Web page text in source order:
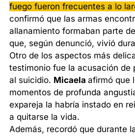
fuego fueron frecuentes a lo
confirmó que las armas
allanamiento formaban parte
que, según denunció, vivió
Otro de los aspectos más
testimonio fue la acusación de
al suicidio. Micaelaafirmó que
momentos de profunda
expareja la habría instado en
a quitarse la vida.
Además, recordó que durante